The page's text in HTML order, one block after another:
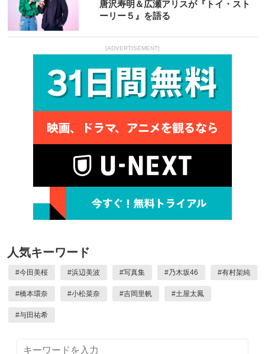
唐沢寿明＆広瀬アリスが『トイ・スト
ーリー５』を語る
[ADVERTISEMENT]
人気キーワード
#今田美桜 #浜辺美波 #写真集 #乃木坂46 #有村架純
#橋本環奈 #小松菜奈 #吉岡里帆 #土屋太鳳
#与田祐希